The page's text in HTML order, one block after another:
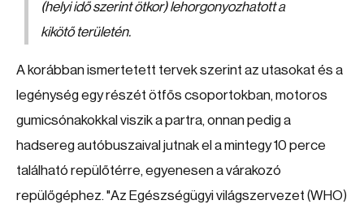
(helyi idő szerint ötkor) lehorgonyozhatott a
kikötő területén.
A korábban ismertetett tervek szerint az utasokat és a
legénység egy részét ötfős csoportokban, motoros
gumicsónakokkal viszik a partra, onnan pedig a
hadsereg autóbuszaival jutnak el a mintegy 10 perce
található repülőtérre, egyenesen a várakozó
repülőgéphez. "Az Egészségügyi világszervezet (WHO)